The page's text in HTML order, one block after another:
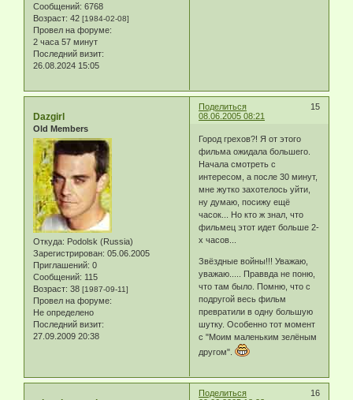
Сообщений: 6768
Возраст: 42 [1984-02-08]
Провел на форуме:
2 часа 57 минут
Последний визит:
26.08.2024 15:05
Поделиться
15
08.06.2005 08:21
Dazgirl
Old Members
Откуда: Podolsk (Russia)
Зарегистрирован: 05.06.2005
Приглашений: 0
Сообщений: 115
Возраст: 38 [1987-09-11]
Провел на форуме:
Не определено
Последний визит:
27.09.2009 20:38
Город грехов?! Я от этого
фильма ожидала большего.
Начала смотреть с
интересом, а после 30 минут,
мне жутко захотелось уйти,
ну думаю, посижу ещё
часок... Но кто ж знал, что
фильмец этот идет больше 2-
х часов...
Звёздные войны!!! Уважаю,
уважаю..... Праввда не поню,
что там было. Помню, что с
подругой весь фильм
превратили в одну большую
шутку. Особенно тот момент
с "Моим маленьким зелёным
другом".
Поделиться
16